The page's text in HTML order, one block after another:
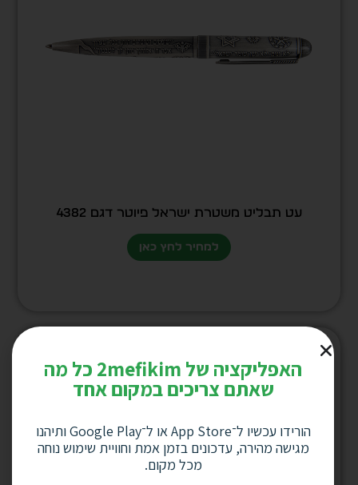
עט תבליט משטרת ישראל פיוטר דגם 4382
למחיר לחץ כאן
האפליקציה של 2mefikim כל מה
שאתם צריכים במקום אחד
הורידו עכשיו ל־App Store או ל־Google Play ותיהנו
מגישה מהירה, עדכונים בזמן אמת וחוויית שימוש נוחה
מכל מקום.